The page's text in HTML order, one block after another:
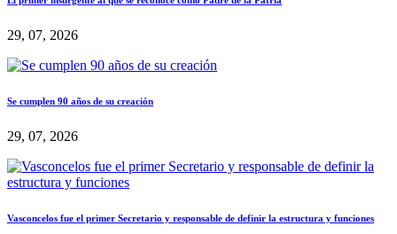
29, 07, 2026
Se cumplen 90 años de su creación
29, 07, 2026
Vasconcelos fue el primer Secretario y responsable de definir la estructura y funciones